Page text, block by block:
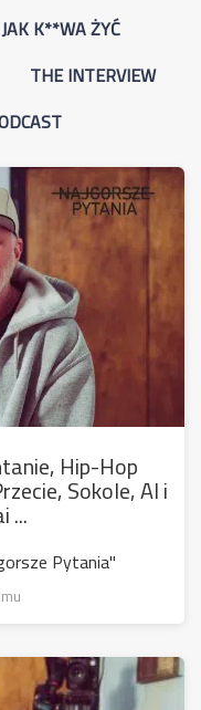
JAK K**WA ŻYĆ
THE INTERVIEW
Hip-Hop
Sokole, AI i
...
Pytania"